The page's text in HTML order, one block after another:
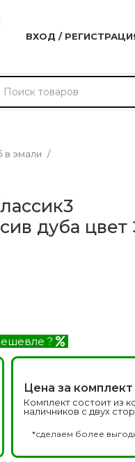
ВХОД /
в эмали
дуба цвет
?
Цена за комплект
Комплект состоит из
наличников с двух
*сделаем более